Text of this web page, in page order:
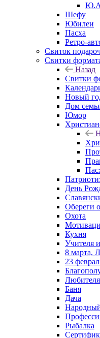
Шефу
Юбилеи
Пасха
Ретро-
Свиток
Свитки
Назад
Свитки
Новый
Дом
Юмор
День
Обереги
Охота
Кухня
Учителя
8 марта,
23
Баня
Дача
Рыбалка